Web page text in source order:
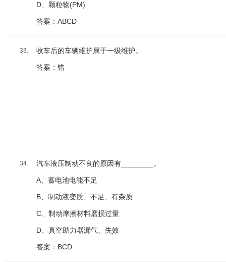
D、颗粒物(PM)
答案：ABCD
33. 收车后的车辆维护属于一级维护。
答案：错
34. 汽车液压制动不良的原因有________。
A、蓄电池电能不足
B、制动液变质、不足、有杂质
C、制动摩擦材料磨损过量
D、真空助力器漏气、失效
答案：BCD